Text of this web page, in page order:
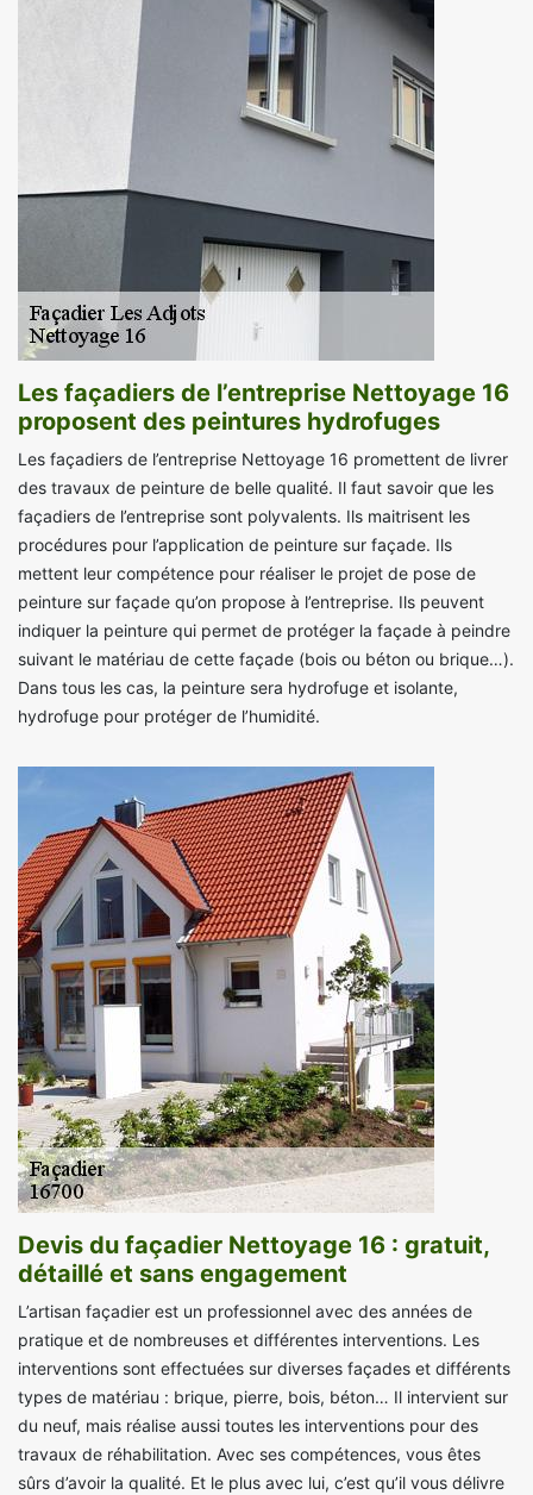
Les façadiers de l’entreprise Nettoyage 16
proposent des peintures hydrofuges
Les façadiers de l’entreprise Nettoyage 16 promettent de livrer
des travaux de peinture de belle qualité. Il faut savoir que les
façadiers de l’entreprise sont polyvalents. Ils maitrisent les
procédures pour l’application de peinture sur façade. Ils
mettent leur compétence pour réaliser le projet de pose de
peinture sur façade qu’on propose à l’entreprise. Ils peuvent
indiquer la peinture qui permet de protéger la façade à peindre
suivant le matériau de cette façade (bois ou béton ou brique…).
Dans tous les cas, la peinture sera hydrofuge et isolante,
hydrofuge pour protéger de l’humidité.
Devis du façadier Nettoyage 16 : gratuit,
détaillé et sans engagement
L’artisan façadier est un professionnel avec des années de
pratique et de nombreuses et différentes interventions. Les
interventions sont effectuées sur diverses façades et différents
types de matériau : brique, pierre, bois, béton… Il intervient sur
du neuf, mais réalise aussi toutes les interventions pour des
travaux de réhabilitation. Avec ses compétences, vous êtes
sûrs d’avoir la qualité. Et le plus avec lui, c’est qu’il vous délivre